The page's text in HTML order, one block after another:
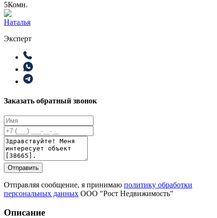
5Комн.
Наталья
Эксперт
Заказать обратный звонок
Отправить
Отправляя сообщение, я принимаю политику обработки
персональных данных ООО "Рост Недвижимость"
Описание